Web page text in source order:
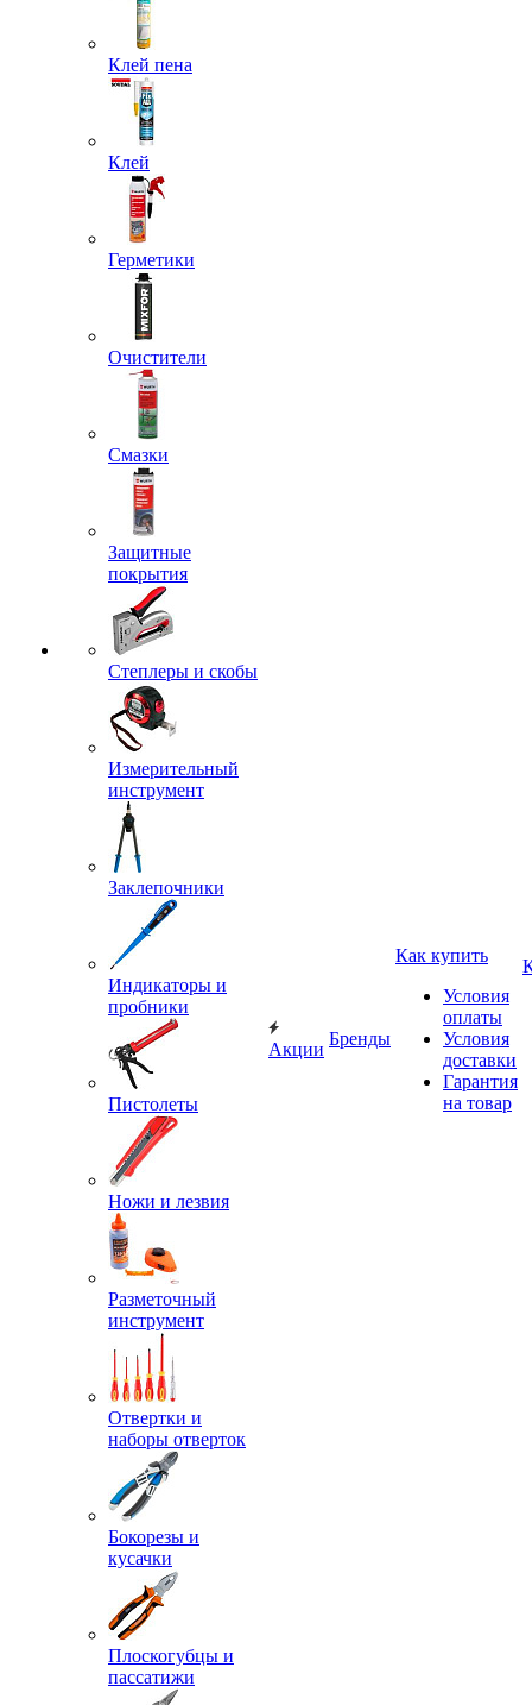
Клей пена
Клей
Герметики
Очистители
Смазки
Защитные
покрытия
Степлеры и скобы
Измерительный
инструмент
Заклепочники
Индикаторы и
пробники
Пистолеты
Ножи и лезвия
Разметочный
инструмент
Отвертки и
наборы отверток
Бокорезы и
кусачки
Плоскогубцы и
пассатижи
Акции
Бренды
Как купить
Условия
оплаты
Условия
доставки
Гарантия
на товар